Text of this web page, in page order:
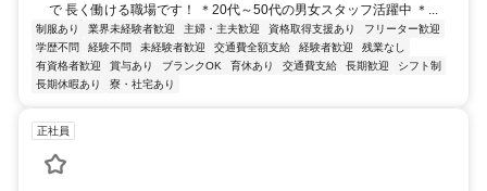
で 長く働ける職場です！ ＊20代～50代の男女スタッフ活躍中 ＊...
制服あり 業界未経験者歓迎 主婦・主夫歓迎 資格取得支援あり
フリーター歓迎
学歴不問
経験不問 未経験者歓迎 交通費全額支給 経験者歓迎
残業なし
有資格者歓迎
賞与あり ブランクOK 育休あり 交通費支給 長期歓迎
シフト制
長期休暇あり
寮・社宅あり
正社員